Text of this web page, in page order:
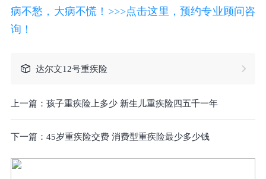
病不愁，大病不慌！>>>点击这里，预约专业顾问咨
询！
达尔文12号重疾险
上一篇： 孩子重疾险上多少 新生儿重疾险四五千一年
下一篇： 45岁重疾险交费 消费型重疾险最少多少钱